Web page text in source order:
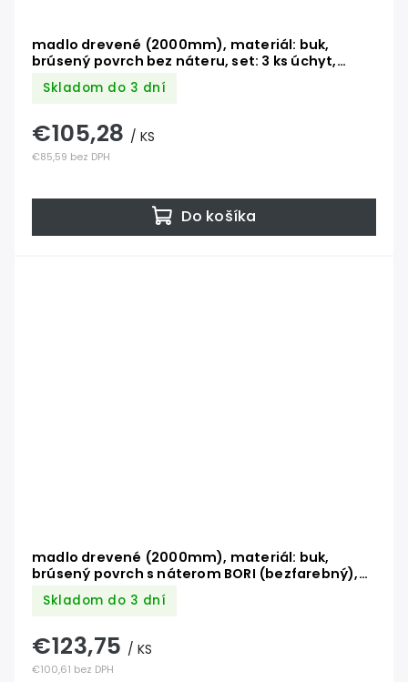
madlo drevené (2000mm), materiál: buk,
brúsený povrch bez náteru, set: 3 ks úchyt,
madlo s nerezovým ukončením
Skladom do 3 dní
€85,59 bez DPH
€105,28 / KS
Do košíka
madlo drevené (2000mm), materiál: buk,
brúsený povrch s náterom BORI (bezfarebný),
set: 3 ks úchyt, madlo s ukončením
Skladom do 3 dní
€100,61 bez DPH
€123,75 / KS